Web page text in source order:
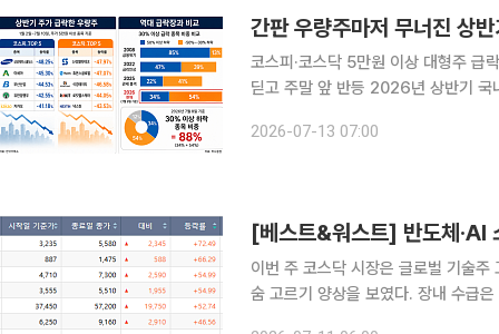
간판 우량주마저 무너진 상
코스피·코스닥 5만원 이상 대형주
딛고 주말 앞 반등 2026년 상반기 국내 주식시장은 대형 우량주와 각 업종 간판 종목들마저 연초
터 7월 10일까지 국내 증시에 상장된
2026-07-13 07:00
[베스트&워스트] 반도체·AI
이번 주 코스닥 시장은 글로벌 기술
숨 고르기 양상을 보였다. 장내 수급